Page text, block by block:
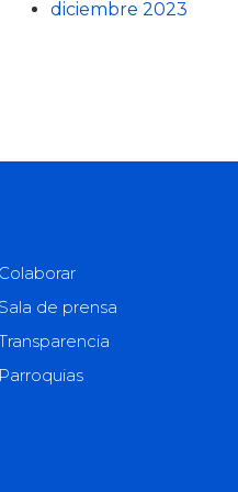
diciembre 2023
de prensa